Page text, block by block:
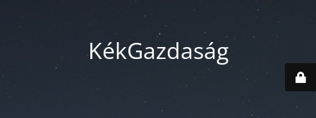
KékGazdaság